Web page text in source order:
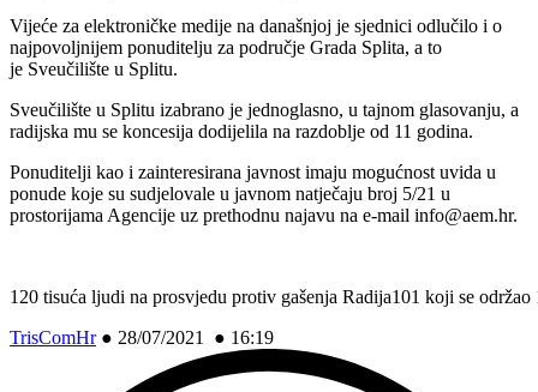
Vijeće za elektroničke medije na današnjoj je sjednici odlučilo i o
najpovoljnijem ponuditelju za područje Grada Splita, a to
je Sveučilište u Splitu.
Sveučilište u Splitu izabrano je jednoglasno, u tajnom glasovanju, a
radijska mu se koncesija dodijelila na razdoblje od 11 godina.
Ponuditelji kao i zainteresirana javnost imaju mogućnost uvida u
ponude koje su sudjelovale u javnom natječaju broj 5/21 u
prostorijama Agencije uz prethodnu najavu na e-mail info@aem.hr.
120 tisuća ljudi na prosvjedu protiv gašenja Radija101 koji se
TrisComHr● 28/07/2021 ● 16:19